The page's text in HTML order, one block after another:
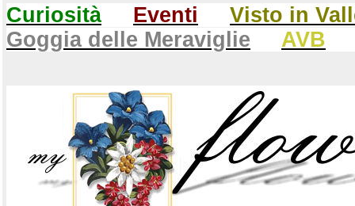
Curiosità Eventi
Visto in
Goggia delle Meraviglie
AVB